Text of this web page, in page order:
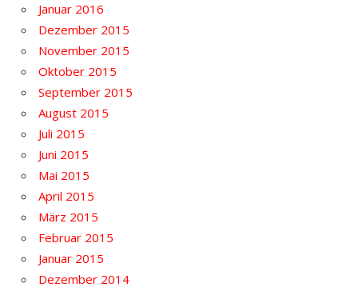
Januar 2016
Dezember 2015
November 2015
Oktober 2015
September 2015
August 2015
Juli 2015
Juni 2015
Mai 2015
April 2015
März 2015
Februar 2015
Januar 2015
Dezember 2014